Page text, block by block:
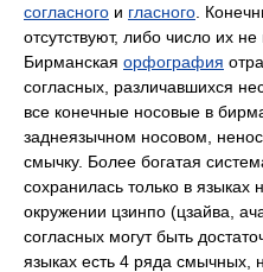
согласного и гласного .
отсутствуют, либо число их
Бирманская орфография
согласных, различавшихся
все конечные носовые в
заднеязычном носовом,
смычку. Более богатая
сохранилась только в языках
окружении цзинпо (цзайва,
согласных могут быть
языках есть 4 ряда смычных,